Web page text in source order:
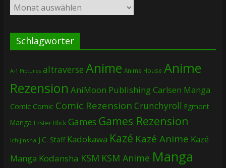
Archiv
Schlagwörter
A-1 Pictures altraverse Anime Anime House Anime
Rezension AniMoon PublishingCarlsen Manga
Comic Comic Comic Rezension Crunchyroll Egmont
Manga Erster Blick Games Games Rezension
Ichijinsha J.C. Staff Kadokawa Kazé Kazé Anime Kazé
Manga Kodansha KSM KSM Anime Manga